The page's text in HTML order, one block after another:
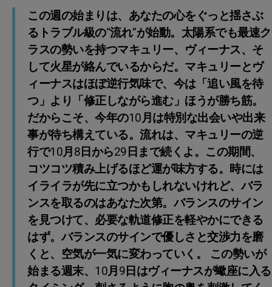
この週の始まりは、あなたの心をぐっと揺さぶ
るトラブル級の“流れ”が始動。太陽系でも最速ク
ラスの勢いを持つマキュリー、ヴィーナス、そ
して火星が絡んでいるからだ。マキュリーとヴ
ィーナスはほぼ逆行気味で、今は「追い風を待
つ」より「修正しながら進む」ほうが勝ち筋。
だからこそ、今年の10月は特別な出会いや出来
事が待ち構えている。流れは、マキュリーの逆
行で10月8日から29日まで続くよ。この期間、
コツコツ積み上げるほど運が味方する。時には
イライラが先に立つかもしれないけれど、バラ
ンスを取るのはあなた次第。バランスのサイン
を見つけて、必要な軌道修正を軽やかにできる
はず。バランスのサインで優しさと交渉力を磨
くと、空気が一気に変わっていく。 この勢いが
始まる週末、10月9日はヴィーナスが蠍座に入る